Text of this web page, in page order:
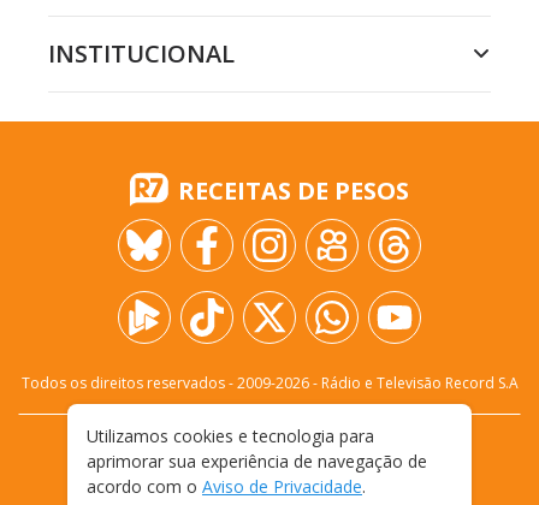
INSTITUCIONAL
RECEITAS DE PESOS
Todos os direitos reservados - 2009-2026- Rádio e Televisão Record S.A
FALE CONOSCO
PRIVACIDADE
TERMOS E CONDIÇÕES DE USO
Utilizamos cookies e tecnologia para
aprimorar sua experiência de navegação de
acordo com o Aviso de Privacidade.